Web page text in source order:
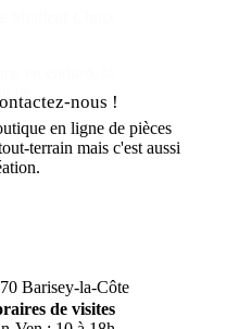
de…
nous !
en ligne de pièces
terrain mais c'est aussi
Barisey-la-Côte
de visites